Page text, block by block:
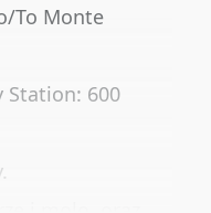
To Monte
Station: 600